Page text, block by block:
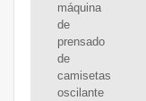
máquina
de
prensado
de
camisetas
oscilante